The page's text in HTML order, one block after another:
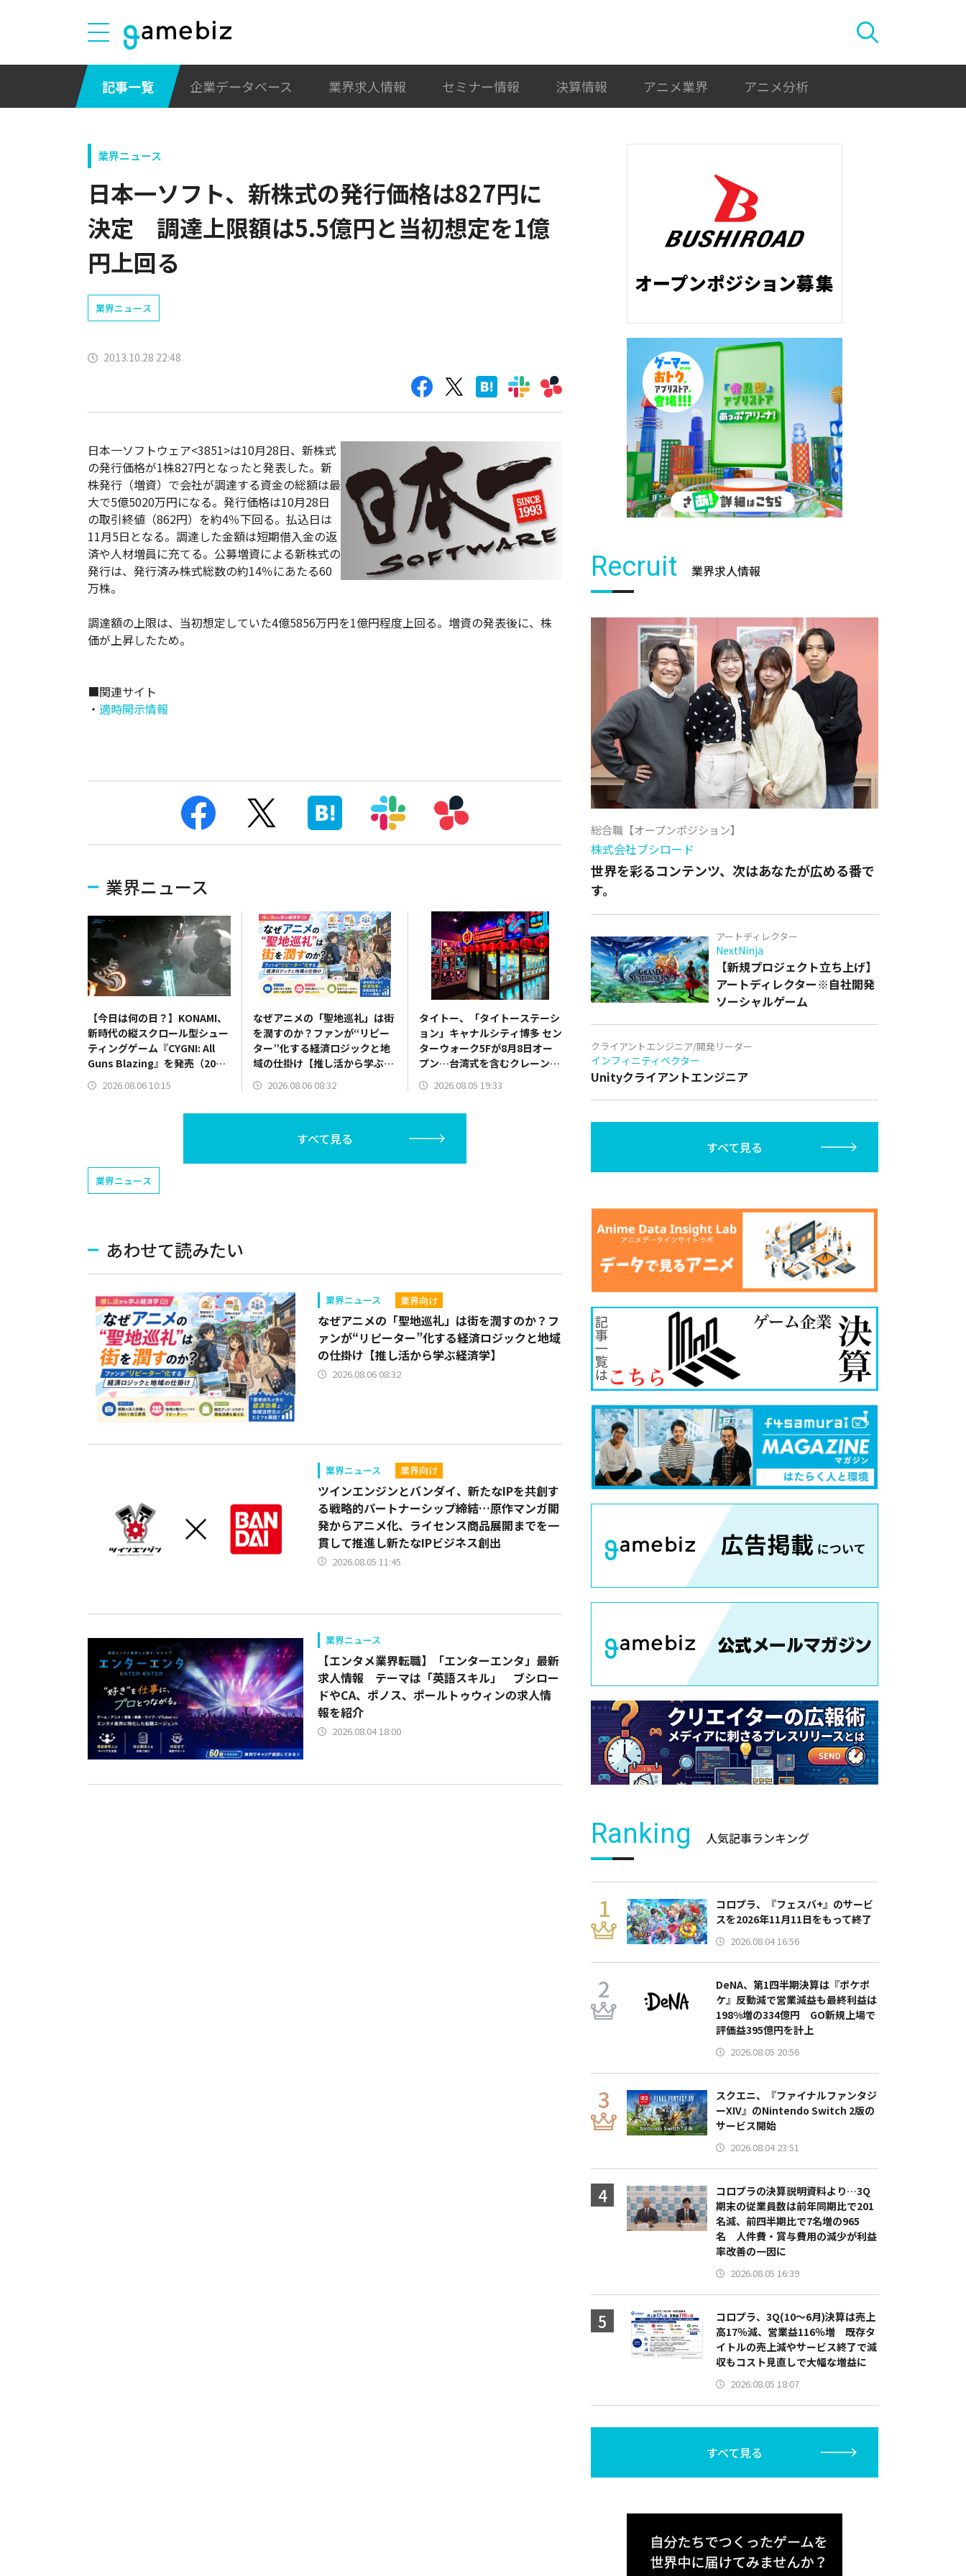
記事一覧 企業データベース 業界求人情報 セミナー情報 決算情報 アニメ業界 アニメ分析
業界ニュース
日本一ソフト、新株式の発行価格は827円に
決定 調達上限額は5.5億円と当初想定を1億
円上回る
業界ニュース
2013.10.28 22:48
日本一ソフトウェア<3851>は10月28日、新株式
の発行価格が1株827円となったと発表した。新
株発行（増資）で会社が調達する資金の総額は最
大で5億5020万円になる。発行価格は10月28日
の取引終値（862円）を約4％下回る。払込日は
11月5日となる。調達した金額は短期借入金の返
済や人材増員に充てる。公募増資による新株式の
発行は、発行済み株式総数の約14％にあたる60
万株。
調達額の上限は、当初想定していた4億5856万円を1億円程度上回る。増資の発表後に、株
価が上昇したため。
■関連サイト
・ 適時開示情報
業界ニュース
【今日は何の日？】KONAMI、
新時代の縦スクロール型シュー
ティングゲーム『CYGNI: All
Guns Blazing』を発売（2024
年8月6日）
2026.08.06 10:15
なぜアニメの「聖地巡礼」は街
を潤すのか？ファンが“リピー
ター”化する経済ロジックと地
域の仕掛け【推し活から学ぶ経
済学】2026.08.06 08:32
タイトー、「タイトーステーシ
ョン」キャナルシティ博多 セン
ターウォーク5Fが8月8日オー
プン…台湾式を含むクレーンゲ
ーム約100台設置の“台湾夜市
風お祭りエンタメ空間”
2026.08.05 19:33
すべて見る
業界ニュース
あわせて読みたい
業界ニュース 業界向け
なぜアニメの「聖地巡礼」は街を潤すのか？フ
ァンが“リピーター”化する経済ロジックと地域
の仕掛け【推し活から学ぶ経済学】
2026.08.06 08:32
業界ニュース 業界向け
ツインエンジンとバンダイ、新たなIPを共創す
る戦略的パートナーシップ締結…原作マンガ開
発からアニメ化、ライセンス商品展開までを一
貫して推進し新たなIPビジネス創出
2026.08.05 11:45
業界ニュース
【エンタメ業界転職】「エンターエンタ」最新
求人情報 テーマは「英語スキル」 ブシロー
ドやCA、ポノス、ポールトゥウィンの求人情
報を紹介
2026.08.04 18:00
Recruit 業界求人情報
総合職【オープンポジション】
株式会社ブシロード
世界を彩るコンテンツ、次はあなたが広める番で
す。
アートディレクター
NextNinja
【新規プロジェクト立ち上げ】
アートディレクター※自社開発
ソーシャルゲーム
クライアントエンジニア/開発リーダー
インフィニティベクター
Unityクライアントエンジニア
すべて見る
Ranking 人気記事ランキング
コロプラ、『フェスバ+』のサービ
スを2026年11月11日をもって終了
2026.08.04 16:56
DeNA、第1四半期決算は『ポケポ
ケ』反動減で営業減益も最終利益は
198%増の334億円 GO新規上場で
評価益395億円を計上
2026.08.05 20:56
スクエニ、『ファイナルファンタジ
ーXIV』のNintendo Switch 2版の
サービス開始
2026.08.04 23:51
コロプラの決算説明資料より…3Q
期末の従業員数は前年同期比で201
名減、前四半期比で7名増の965
名 人件費・賞与費用の減少が利益
率改善の一因に
2026.08.05 16:39
コロプラ、3Q(10～6月)決算は売上
高17％減、営業益116％増 既存タ
イトルの売上減やサービス終了で減
収もコスト見直しで大幅な増益に
2026.08.05 18:07
すべて見る